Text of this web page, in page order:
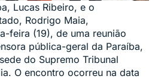
Lucas Ribeiro, e o
Rodrigo Maia,
feira (19), de uma reunião
pública-geral da Paraíba,
do Supremo Tribunal
O encontro ocorreu na data